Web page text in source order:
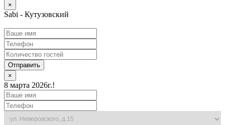
×
Sabi - Кутузовский
Отправить
×
8 марта 2026г.!